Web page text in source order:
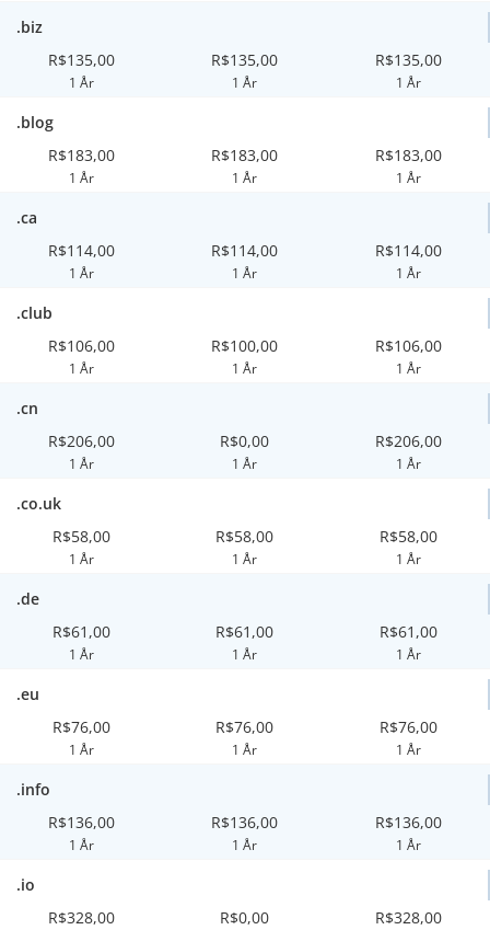
.biz
R$135,00
1 År
R$135,00
1 År
R$135,00
1 År
.blog
R$183,00
1 År
R$183,00
1 År
R$183,00
1 År
.ca
R$114,00
1 År
R$114,00
1 År
R$114,00
1 År
.club
R$106,00
1 År
R$100,00
1 År
R$106,00
1 År
.cn
R$206,00
1 År
R$0,00
1 År
R$206,00
1 År
.co.uk
R$58,00
1 År
R$58,00
1 År
R$58,00
1 År
.de
R$61,00
1 År
R$61,00
1 År
R$61,00
1 År
.eu
R$76,00
1 År
R$76,00
1 År
R$76,00
1 År
.info
R$136,00
1 År
R$136,00
1 År
R$136,00
1 År
.io
R$328,00
R$0,00 R$328,00